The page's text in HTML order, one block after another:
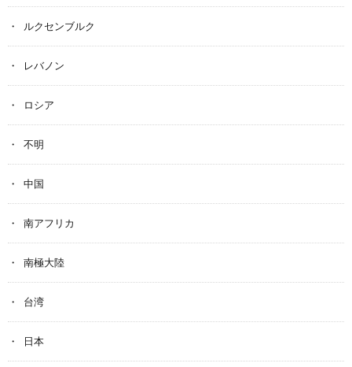
ルクセンブルク
レバノン
ロシア
不明
中国
南アフリカ
南極大陸
台湾
日本